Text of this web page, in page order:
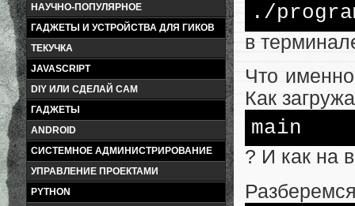
НАУЧНО-ПОПУЛЯРНОЕ
ГАДЖЕТЫ И УСТРОЙСТВА ДЛЯ ГИКОВ
ТЕКУЧКА
JAVASCRIPT
DIY ИЛИ СДЕЛАЙ САМ
ГАДЖЕТЫ
ANDROID
СИСТЕМНОЕ АДМИНИСТРИРОВАНИЕ
УПРАВЛЕНИЕ ПРОЕКТАМИ
PYTHON
./
в
Что
Как
main
? И как на